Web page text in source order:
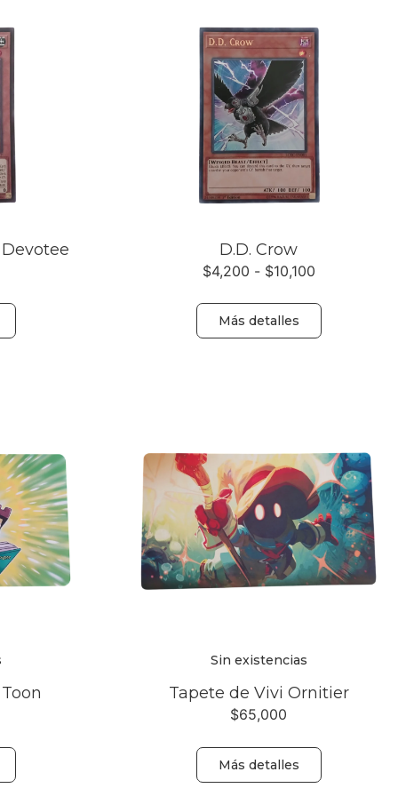
D.D. Crow
$4,200 - $10,100
Más detalles
Sin existencias
Tapete de Vivi Ornitier
$65,000
Más detalles